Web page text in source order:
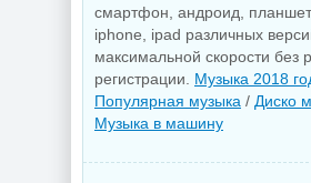
смартфон, андроид,
iphone, ipad различных
максимальной скорости без
регистрации. Музыка 2018
Популярная музыка / Диско
Музыка в машину